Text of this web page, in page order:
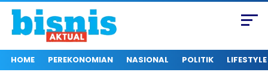
HOME PEREKONOMIAN NASIONAL POLITIK LIFESTYLE